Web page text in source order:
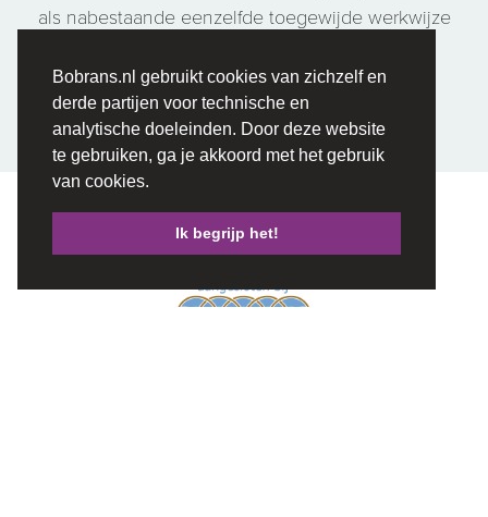
Bobrans.nl gebruikt cookies van zichzelf en
derde partijen voor technische en
analytische doeleinden. Door deze website
te gebruiken, ga je akkoord met het gebruik
van cookies.
Ik begrijp het!
als nabestaande eenzelfde toegewijde werkwijze